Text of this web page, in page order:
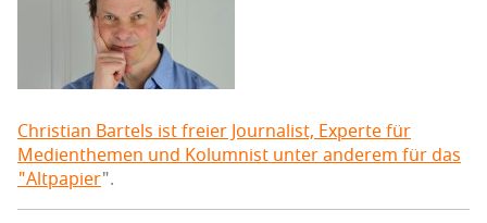
Christian Bartels ist freier Journalist, Experte für
Medienthemen und Kolumnist unter anderem für das
"Altpapier".